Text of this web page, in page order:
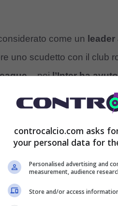
come un
uno scudetto con il club
– poil’Inter ha
del genere, grande
volte a dedicargli
suo contratto è scaduto
dopo che
avventura e firmare
controcalcio.com asks
your personal data for
Personalised advertising and
measurement, audience
Store and/or access